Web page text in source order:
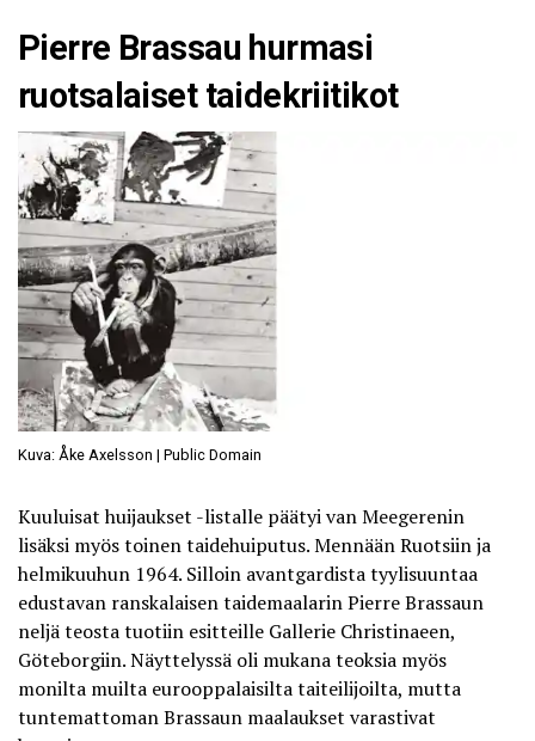
Pierre Brassau hurmasi
ruotsalaiset taidekriitikot
Kuva: Åke Axelsson | Public Domain
Kuuluisat huijaukset -listalle päätyi van Meegerenin
lisäksi myös toinen taidehuiputus. Mennään Ruotsiin ja
helmikuuhun 1964. Silloin avantgardista tyylisuuntaa
edustavan ranskalaisen taidemaalarin Pierre Brassaun
neljä teosta tuotiin esitteille Gallerie Christinaeen,
Göteborgiin. Näyttelyssä oli mukana teoksia myös
monilta muilta eurooppalaisilta taiteilijoilta, mutta
tuntemattoman Brassaun maalaukset varastivat